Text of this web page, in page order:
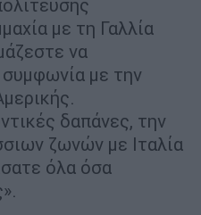
με τη Γαλλία
να
με την
δαπάνες, την
ζωνών με Ιταλία
όλα όσα